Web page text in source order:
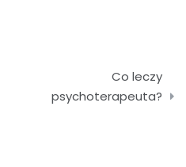
Co leczy
psychoterapeuta?